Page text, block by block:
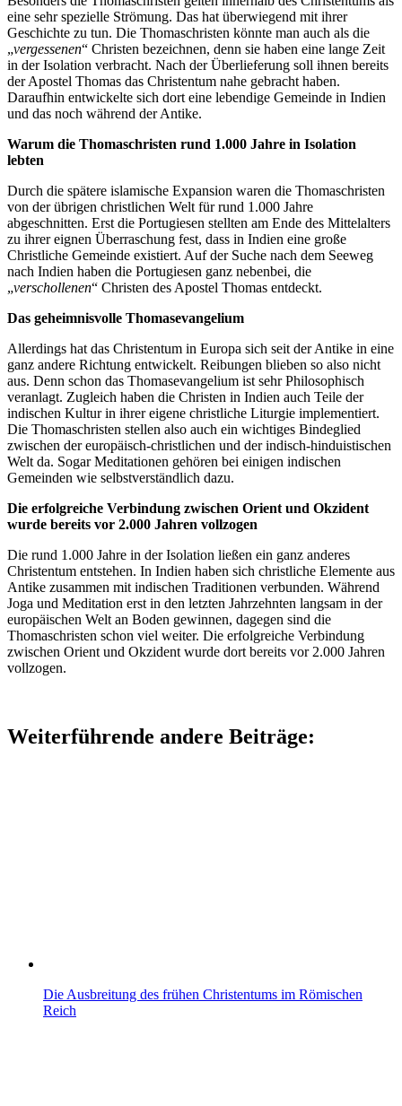
eine sehr spezielle Strömung. Das hat überwiegend mit ihrer
Geschichte zu tun. Die Thomaschristen könnte man auch als die
„vergessenen“ Christen bezeichnen, denn sie haben eine lange Zeit
in der Isolation verbracht. Nach der Überlieferung soll ihnen bereits
der Apostel Thomas das Christentum nahe gebracht haben.
Daraufhin entwickelte sich dort eine lebendige Gemeinde in Indien
und das noch während der Antike.
Warum die Thomaschristen rund 1.000 Jahre in Isolation
lebten
Durch die spätere islamische Expansion waren die Thomaschristen
von der übrigen christlichen Welt für rund 1.000 Jahre
abgeschnitten. Erst die Portugiesen stellten am Ende des Mittelalters
zu ihrer eignen Überraschung fest, dass in Indien eine große
Christliche Gemeinde existiert. Auf der Suche nach dem Seeweg
nach Indien haben die Portugiesen ganz nebenbei, die
„verschollenen“ Christen des Apostel Thomas entdeckt.
Das geheimnisvolle Thomasevangelium
Allerdings hat das Christentum in Europa sich seit der Antike in eine
ganz andere Richtung entwickelt. Reibungen blieben so also nicht
aus. Denn schon das Thomasevangelium ist sehr Philosophisch
veranlagt. Zugleich haben die Christen in Indien auch Teile der
indischen Kultur in ihrer eigene christliche Liturgie implementiert.
Die Thomaschristen stellen also auch ein wichtiges Bindeglied
zwischen der europäisch-christlichen und der indisch-hinduistischen
Welt da. Sogar Meditationen gehören bei einigen indischen
Gemeinden wie selbstverständlich dazu.
Die erfolgreiche Verbindung zwischen Orient und Okzident
wurde bereits vor 2.000 Jahren vollzogen
Die rund 1.000 Jahre in der Isolation ließen ein ganz anderes
Christentum entstehen. In Indien haben sich christliche Elemente aus
Antike zusammen mit indischen Traditionen verbunden. Während
Joga und Meditation erst in den letzten Jahrzehnten langsam in der
europäischen Welt an Boden gewinnen, dagegen sind die
Thomaschristen schon viel weiter. Die erfolgreiche Verbindung
zwischen Orient und Okzident wurde dort bereits vor 2.000 Jahren
vollzogen.
Weiterführende andere Beiträge:
Die Ausbreitung des frühen Christentums im Römischen
Reich